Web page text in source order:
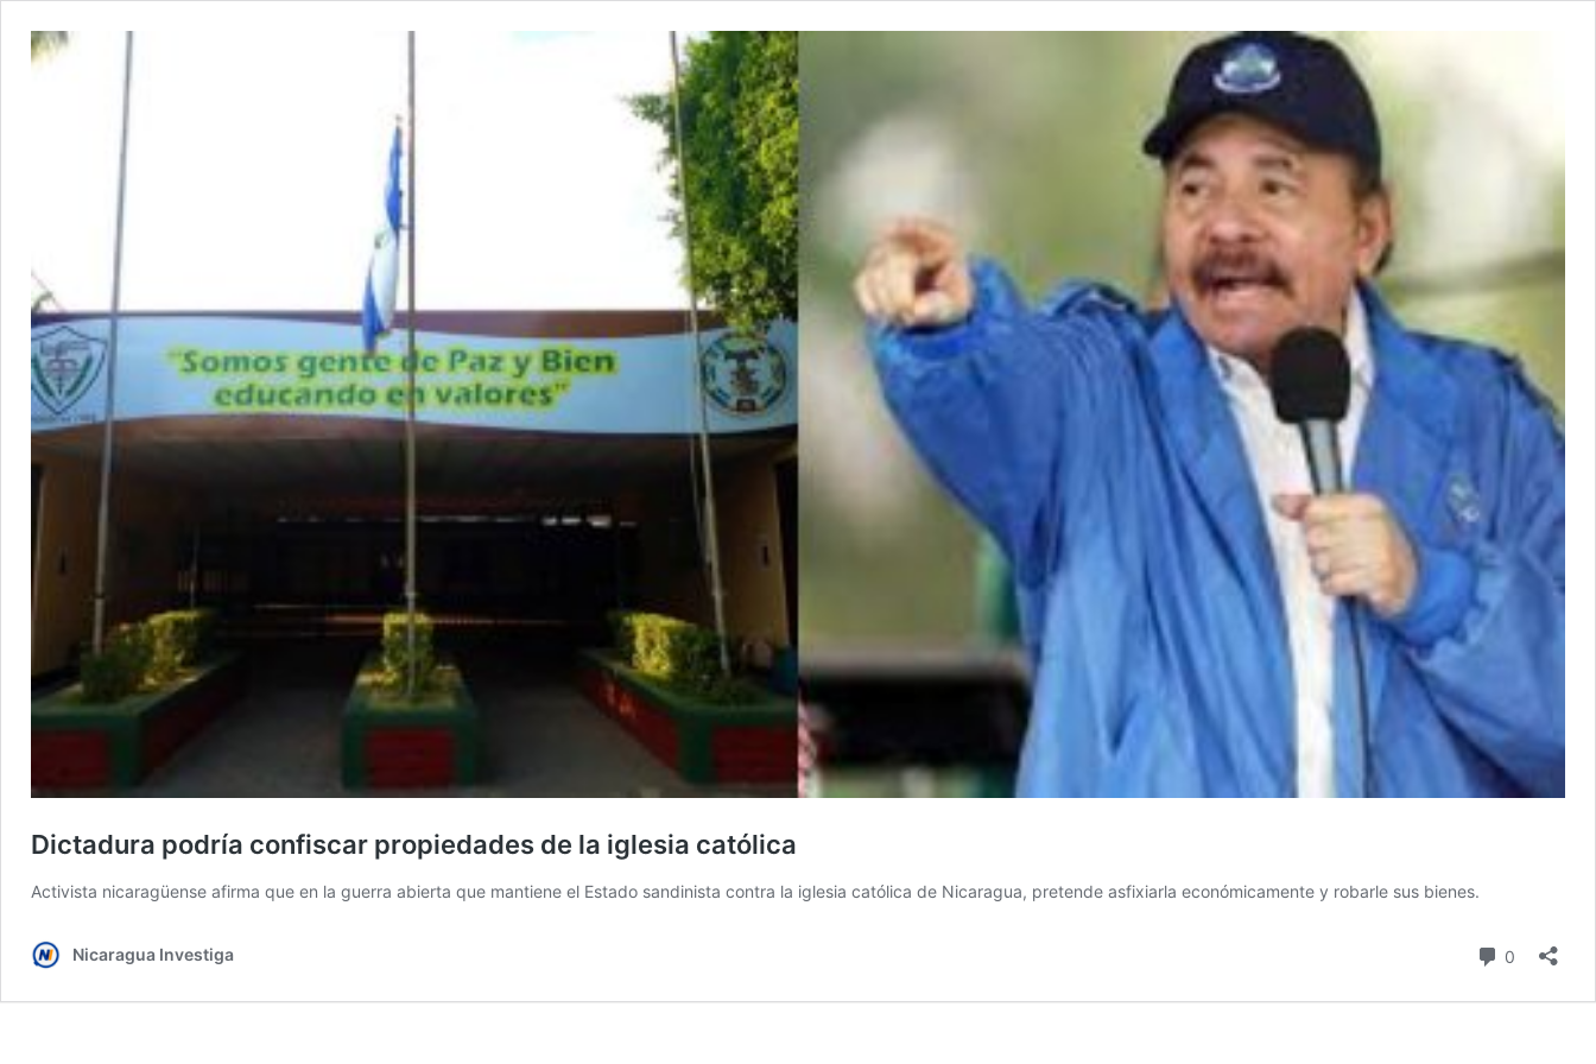
Dictadura podría confiscar propiedades de la iglesia católica
Activista nicaragüense afirma que en la guerra abierta que mantiene el Estado sandinista contra la iglesia católica de Nicaragua, pretende asfixiarla económicamente y robarle sus bienes.
Nicaragua Investiga 0